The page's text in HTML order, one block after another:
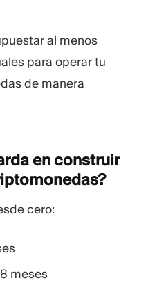
al menos
para operar tu
de manera
en construir
cero:
meses